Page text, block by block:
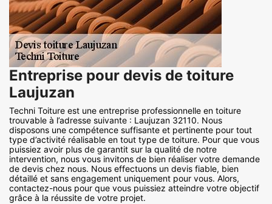
Entreprise pour devis de toiture
Laujuzan
Techni Toiture est une entreprise professionnelle en toiture
trouvable à l’adresse suivante : Laujuzan 32110. Nous
disposons une compétence suffisante et pertinente pour tout
type d’activité réalisable en tout type de toiture. Pour que vous
puissiez avoir plus de garantit sur la qualité de notre
intervention, nous vous invitons de bien réaliser votre demande
de devis chez nous. Nous effectuons un devis fiable, bien
détaillé et sans engagement uniquement pour vous. Alors,
contactez-nous pour que vous puissiez atteindre votre objectif
grâce à la réussite de votre projet.